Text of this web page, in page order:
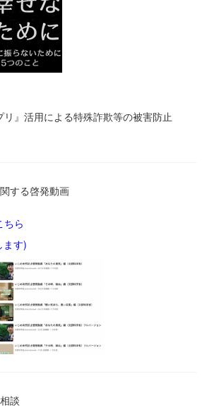
』活用による特殊詐欺等の被害防止
する啓発動画
ちら
ます)
談